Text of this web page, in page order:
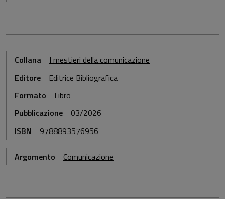
Collana
I mestieri della comunicazione
Editore
Editrice Bibliografica
Formato
Libro
Pubblicazione
03/2026
ISBN
9788893576956
Argomento Comunicazione